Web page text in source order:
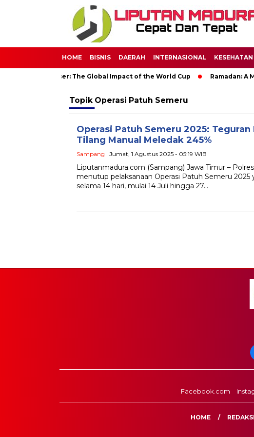
HOME BISNIS DAERAH INTERNASIONAL KESEHATAN
Through Soccer: The Global Impact of the World Cup Ramadan: A
Topik Operasi Patuh Semeru
Operasi Patuh Semeru 2025: Teguran
Tilang Manual Meledak 245%
Sampang | Jumat, 1 Agustus 2025 - 05:19 WIB
Liputanmadura.com (Sampang) Jawa Timur –
menutup pelaksanaan Operasi Patuh Semeru 2025
selama 14 hari, mulai 14 Juli hingga 27…
Facebook.com
HOME REDAKSI